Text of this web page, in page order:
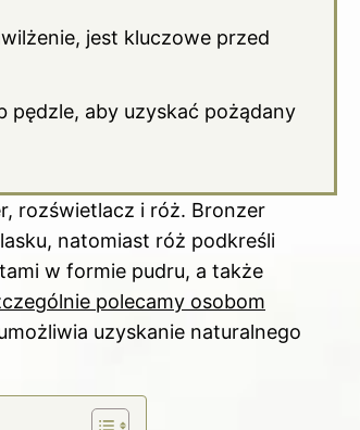
jest kluczowe przed
pędzle, aby uzyskać pożądany
rozświetlacz i róż. Bronzer
natomiast róż podkreśli
w formie pudru, a także
polecamy osobom
uzyskanie naturalnego